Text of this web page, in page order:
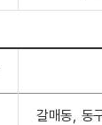
갈매동, 동